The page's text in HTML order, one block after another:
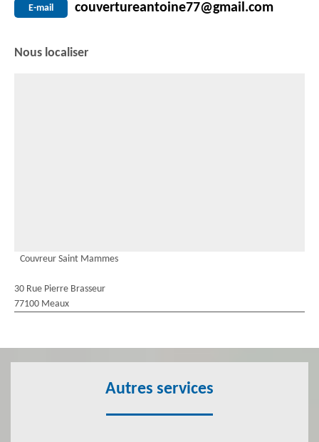
E-mail couvertureantoine77@gmail.com
Nous localiser
Couvreur Saint Mammes
30 Rue Pierre Brasseur
77100 Meaux
Autres services